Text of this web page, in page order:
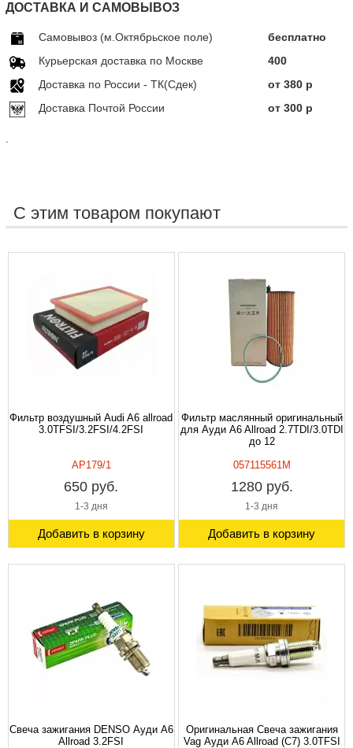
ДОСТАВКА И САМОВЫВОЗ
Самовывоз (м.Октябрьское поле)
бесплатно
Курьерская доставка по Москве
400
Доставка по Росcии - ТК(Сдек)
от 380 р
Доставка Почтой России
от 300 р
С этим товаром покупают
Фильтр воздушный Audi A6 allroad
3.0TFSI/3.2FSI/4.2FSI
AP179/1
650 руб.
1-3 дня
Добавить в корзину
Фильтр маслянный оригинальный
для Ауди A6 Allroad 2.7TDI/3.0TDI
до 12
057115561M
1280 руб.
1-3 дня
Добавить в корзину
Свеча зажигания DENSO Ауди A6
Allroad 3.2FSI
Оригинальная Свеча зажигания
Vag Ауди A6 Allroad (C7) 3.0TFSI